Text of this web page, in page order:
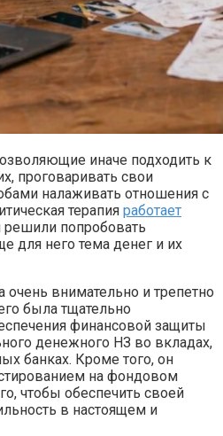
иначе подходить к
проговаривать свои
налаживать отношения с
терапия работает
попробовать
для него тема денег и их
внимательно и трепетно
была тщательно
финансовой защиты
денежного НЗ во вкладах,
банках. Кроме того, он
на фондовом
чтобы обеспечить своей
в настоящем и